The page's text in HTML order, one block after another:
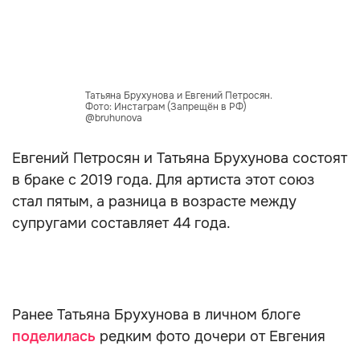
Татьяна Брухунова и Евгений Петросян.
Фото: Инстаграм (Запрещён в РФ)
@bruhunova
Евгений Петросян и Татьяна Брухунова состоят
в браке с 2019 года. Для артиста этот союз
стал пятым, а разница в возрасте между
супругами составляет 44 года.
Ранее Татьяна Брухунова в личном блоге
поделилась редким фото дочери от Евгения